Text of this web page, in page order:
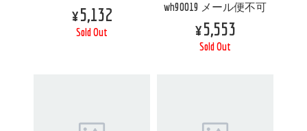
¥5,132
Sold Out
wh90019 メール便不可
¥5,553
Sold Out